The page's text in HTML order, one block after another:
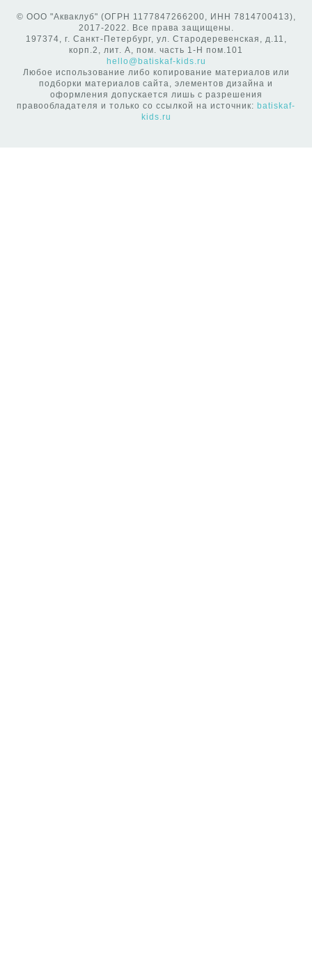
© ООО "Акваклуб" (ОГРН 1177847266200, ИНН 7814700413),
2017-2022. Все права защищены.
197374, г. Санкт-Петербург, ул. Стародеревенская, д.11,
корп.2, лит. А, пом. часть 1-Н пом.101
hello@batiskaf-kids.ru
Любое использование либо копирование материалов или
подборки материалов сайта, элементов дизайна и
оформления допускается лишь с разрешения
правообладателя и только со ссылкой на источник: batiskaf-
kids.ru